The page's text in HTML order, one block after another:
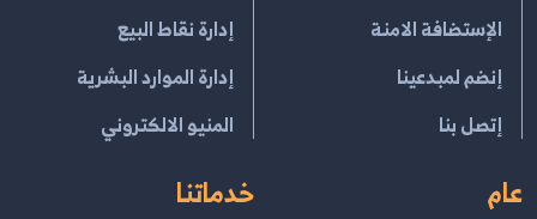
الإستضافة الامنة
إنضم لمبدعينا
إتصل بنا
إدارة نقاط البيع
إدارة الموارد البشرية
المنيو الالكتروني
عام خدماتنا